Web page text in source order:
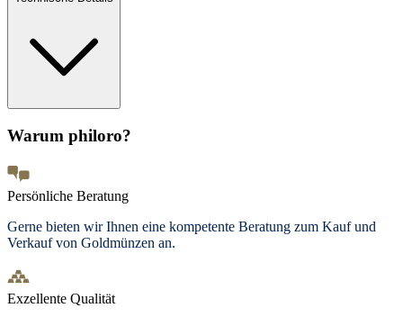
Warum philoro?
Persönliche Beratung
Gerne bieten wir Ihnen eine kompetente Beratung zum Kauf und
Verkauf von Goldmünzen an.
Exzellente Qualität